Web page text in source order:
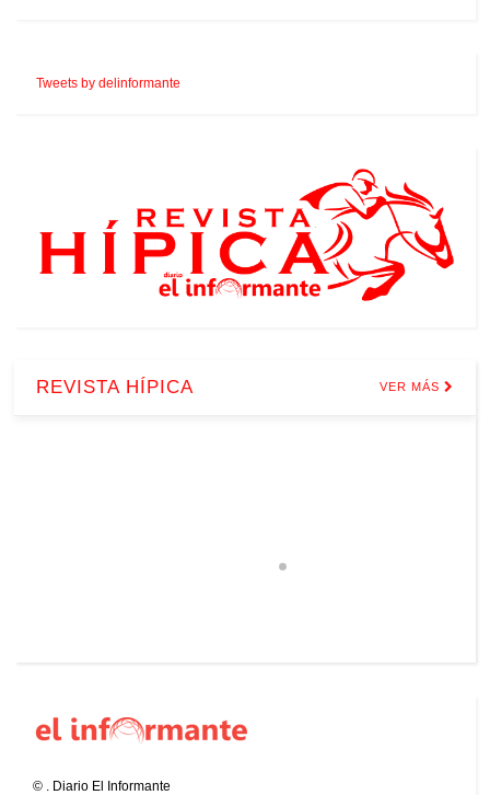
Tweets by delinformante
REVISTA HÍPICA VER MÁS
©
Diario El Informante